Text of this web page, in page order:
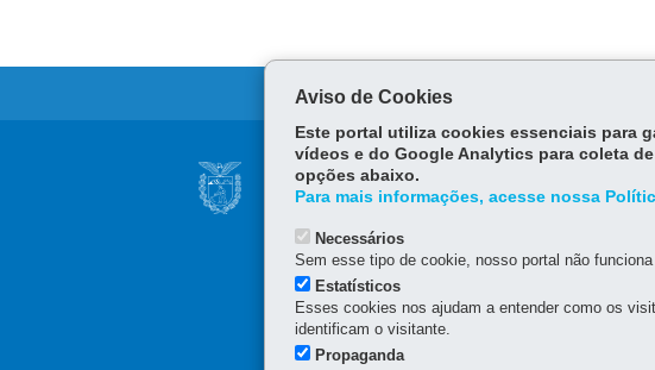
ce
ok
Navegação
Principal
SECRETARIA DE ESTADO DA
Palácio das Araucárias
Rua Jacy Loureiro de Campos, s/n - Térreo
80530-140-Curitiba-PR MAPA
(41) 3313-6050 - Horário de atendimento:
Aviso de Cookies
Este portal utiliza cookies essenciais para
vídeos e do Google Analytics para coleta
opções abaixo.
Para mais informações, acesse nossa
Necessários
Sem esse tipo de cookie, nosso portal não
Estatísticos
Esses cookies nos ajudam a entender como os
identificam o visitante.
Propaganda